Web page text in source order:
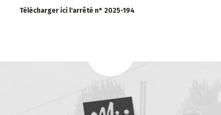
Télécharger ici l'arrêté n° 2025-194